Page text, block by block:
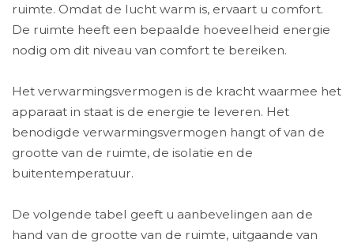
ruimte. Omdat de lucht warm is, ervaart u comfort.
De ruimte heeft een bepaalde hoeveelheid energie
nodig om dit niveau van comfort te bereiken.
Het verwarmingsvermogen is de kracht waarmee het
apparaat in staat is de energie te leveren. Het
benodigde verwarmingsvermogen hangt of van de
grootte van de ruimte, de isolatie en de
buitentemperatuur.
De volgende tabel geeft u aanbevelingen aan de
hand van de grootte van de ruimte, uitgaande van